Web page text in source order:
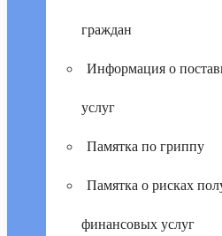
граждан
Информация о
услуг
Памятка по гриппу
Памятка о рисках
финансовых услуг